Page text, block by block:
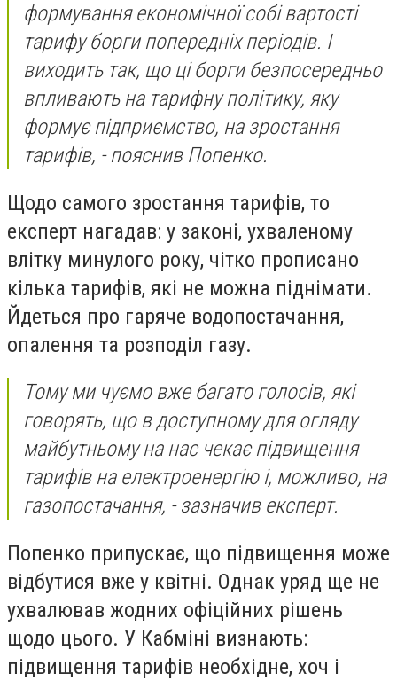
формування економічної собі вартості
тарифу борги попередніх періодів. І
виходить так, що ці борги безпосередньо
впливають на тарифну політику, яку
формує підприємство, на зростання
тарифів, - пояснив Попенко.
Щодо самого зростання тарифів, то
експерт нагадав: у законі, ухваленому
влітку минулого року, чітко прописано
кілька тарифів, які не можна піднімати.
Йдеться про гаряче водопостачання,
опалення та розподіл газу.
Тому ми чуємо вже багато голосів, які
говорять, що в доступному для огляду
майбутньому на нас чекає підвищення
тарифів на електроенергію і, можливо, на
газопостачання, - зазначив експерт.
Попенко припускає, що підвищення може
відбутися вже у квітні. Однак уряд ще не
ухвалював жодних офіційних рішень
щодо цього. У Кабміні визнають:
підвищення тарифів необхідне, хоч і